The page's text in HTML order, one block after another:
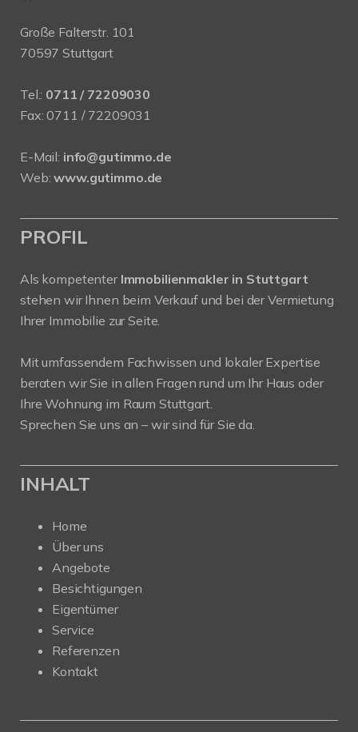
Große Falterstr. 101
70597 Stuttgart
Tel.: 0711 / 72209030
Fax: 0711 / 72209031
E-Mail: info@gutimmo.de
Web:www.gutimmo.de
PROFIL
Als kompetenter Immobilienmakler in Stuttgart
stehen wir Ihnen beim Verkauf und bei der Vermietung
Ihrer Immobilie zur Seite.
Mit umfassendem Fachwissen und lokaler Expertise
beraten wir Sie in allen Fragen rund um Ihr Haus oder
Ihre Wohnung im Raum Stuttgart.
Sprechen Sie uns an – wir sind für Sie da.
INHALT
Home
Über uns
Angebote
Besichtigungen
Eigentümer
Service
Referenzen
Kontakt